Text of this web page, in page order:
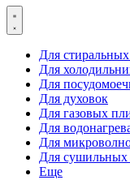
Для
Для
Для
Для духовок
Для газовых
Для
Для
Для
Еще